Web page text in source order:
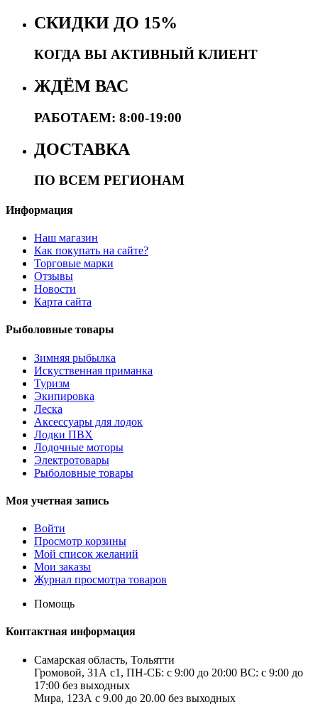
СКИДКИ ДО 15%
КОГДА ВЫ АКТИВНЫЙ КЛИЕНТ
ЖДЁМ ВАС
РАБОТАЕМ: 8:00-19:00
ДОСТАВКА
ПО ВСЕМ РЕГИОНАМ
Информация
Наш магазин
Как покупать на сайте?
Торговые марки
Отзывы
Новости
Карта сайта
Рыболовные товары
Зимняя рыбылка
Искуственная приманка
Туризм
Экипировка
Леска
Аксессуары для лодок
Лодки ПВХ
Лодочные моторы
Электротовары
Рыболовные товары
Моя учетная запись
Войти
Просмотр корзины
Мой список желаний
Мои заказы
Журнал просмотра товаров
Помощь
Контактная информация
Самарская область, Тольятти
Громовой, 31А с1, ПН-СБ: с 9:00 до 20:00 ВС: с 9:00 до
17:00 без выходных
Мира, 123А с 9.00 до 20.00 без выходных